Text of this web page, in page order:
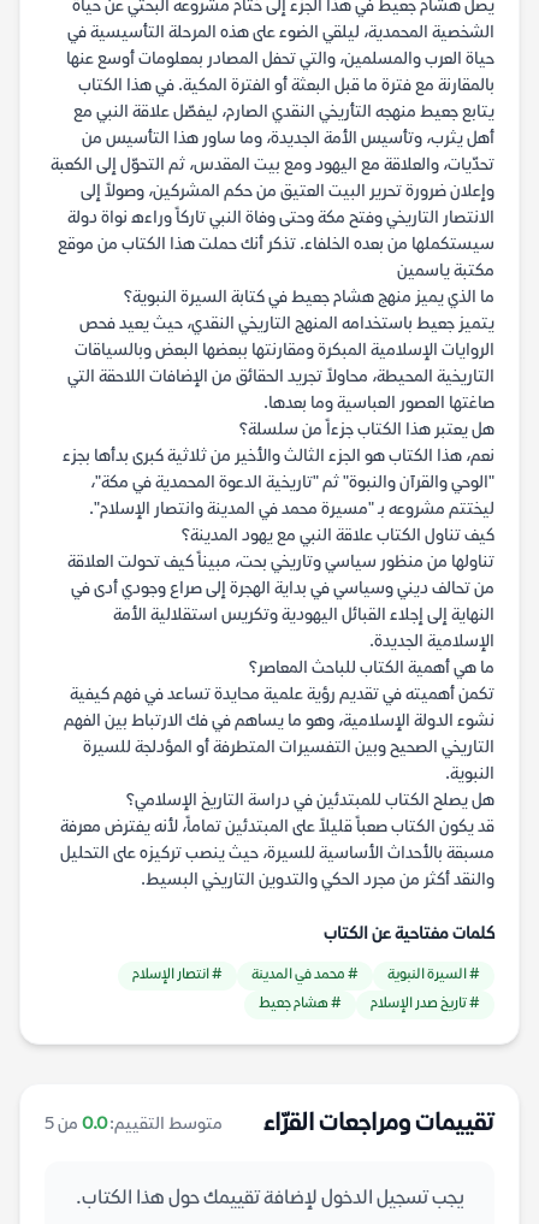
يصل هشام جعيط في هذا الجزء إلى ختام مشروعه البحثي عن حياة
الشخصية المحمدية، ليلقي الضوء على هذه المرحلة التأسيسية في
حياة العرب والمسلمين، والتي تحفل المصادر بمعلومات أوسع عنها
بالمقارنة مع فترة ما قبل البعثة أو الفترة المكية. في هذا الكتاب
يتابع جعيط منهجه التأريخي النقدي الصارم، ليفصّل علاقة النبي مع
أهل يثرب، وتأسيس الأمة الجديدة، وما ساور هذا التأسيس من
تحدّيات، والعلاقة مع اليهود ومع بيت المقدس، ثم التحوّل إلى الكعبة
وإعلان ضرورة تحرير البيت العتيق من حكم المشركين، وصولاً إلى
الانتصار التاريخي وفتح مكة وحتى وفاة النبي تاركاً وراءه نواة دولة
سيستكملها من بعده الخلفاء. تذكر أنك حملت هذا الكتاب من موقع
مكتبة ياسمين
ما الذي يميز منهج هشام جعيط في كتابة السيرة النبوية؟
يتميز جعيط باستخدامه المنهج التاريخي النقدي، حيث يعيد فحص
الروايات الإسلامية المبكرة ومقارنتها ببعضها البعض وبالسياقات
التاريخية المحيطة، محاولاً تجريد الحقائق من الإضافات اللاحقة التي
صاغتها العصور العباسية وما بعدها.
هل يعتبر هذا الكتاب جزءاً من سلسلة؟
نعم، هذا الكتاب هو الجزء الثالث والأخير من ثلاثية كبرى بدأها بجزء
"الوحي والقرآن والنبوة" ثم "تاريخية الدعوة المحمدية في مكة"،
ليختتم مشروعه بـ "مسيرة محمد في المدينة وانتصار الإسلام".
كيف تناول الكتاب علاقة النبي مع يهود المدينة؟
تناولها من منظور سياسي وتاريخي بحت، مبيناً كيف تحولت العلاقة
من تحالف ديني وسياسي في بداية الهجرة إلى صراع وجودي أدى في
النهاية إلى إجلاء القبائل اليهودية وتكريس استقلالية الأمة
الإسلامية الجديدة.
ما هي أهمية الكتاب للباحث المعاصر؟
تكمن أهميته في تقديم رؤية علمية محايدة تساعد في فهم كيفية
نشوء الدولة الإسلامية، وهو ما يساهم في فك الارتباط بين الفهم
التاريخي الصحيح وبين التفسيرات المتطرفة أو المؤدلجة للسيرة
النبوية.
هل يصلح الكتاب للمبتدئين في دراسة التاريخ الإسلامي؟
قد يكون الكتاب صعباً قليلاً على المبتدئين تماماً، لأنه يفترض معرفة
مسبقة بالأحداث الأساسية للسيرة، حيث ينصب تركيزه على التحليل
والنقد أكثر من مجرد الحكي والتدوين التاريخي البسيط.
كلمات مفتاحية عن الكتاب
# السيرة النبوية # محمد في المدينة
# انتصار الإسلام
# تاريخ صدر الإسلام
# هشام جعيط
تقييمات ومراجعات القرّاء متوسط التقييم:0.0 من 5
يجب تسجيل الدخول لإضافة تقييمك حول هذا الكتاب.